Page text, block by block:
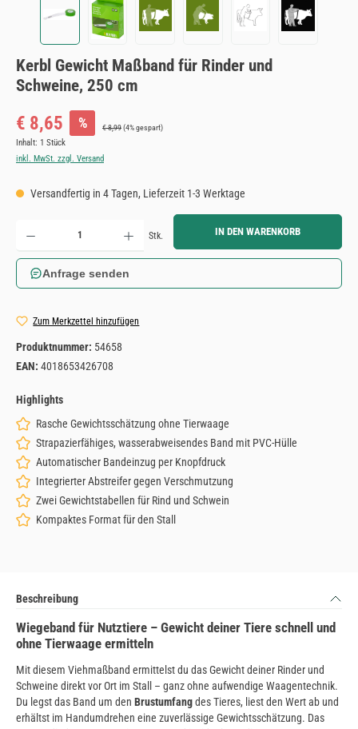
Kerbl Gewicht Maßband für Rinder und
Schweine, 250 cm
Verkaufspreis:
€ 8,65 % Regulärer Preis:
€ 8,99(4% gespart)
Inhalt: 1 Stück
inkl. MwSt. zzgl. Versand
Versandfertig in 4 Tagen, Lieferzeit 1-3 Werktage
Produkt Anzahl: Gib den gewünschten Wert ein oder benutze die Schaltflächen um die Anzahl zu
Stk. IN DEN WARENKORB
Anfrage senden
Zum Merkzettel hinzufügen
Produktnummer: 54658
EAN: 4018653426708
Highlights
Rasche Gewichtsschätzung ohne Tierwaage
Strapazierfähiges, wasserabweisendes Band mit PVC-Hülle
Automatischer Bandeinzug per Knopfdruck
Integrierter Abstreifer gegen Verschmutzung
Zwei Gewichtstabellen für Rind und Schwein
Kompaktes Format für den Stall
Beschreibung
Wiegeband für Nutztiere – Gewicht deiner Tiere schnell und
ohne Tierwaage ermitteln
Mit diesem Viehmaßband ermittelst du das Gewicht deiner Rinder und
Schweine direkt vor Ort im Stall – ganz ohne aufwendige Waagentechnik.
Du legst das Band um den Brustumfangdes Tieres, liest den Wert ab und
erhältst im Handumdrehen eine zuverlässige Gewichtsschätzung. Das